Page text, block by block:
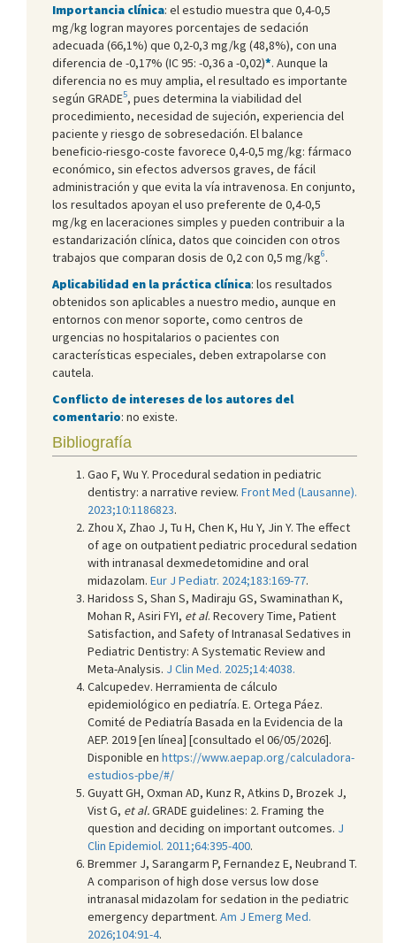
Importancia clínica: el estudio muestra que 0,4-0,5
mg/kg logran mayores porcentajes de sedación
adecuada (66,1%) que 0,2-0,3 mg/kg (48,8%), con una
diferencia de -0,17% (IC 95: -0,36 a -0,02)*. Aunque la
diferencia no es muy amplia, el resultado es importante
según GRADE5, pues determina la viabilidad del
procedimiento, necesidad de sujeción, experiencia del
paciente y riesgo de sobresedación. El balance
beneficio-riesgo-coste favorece 0,4-0,5 mg/kg: fármaco
económico, sin efectos adversos graves, de fácil
administración y que evita la vía intravenosa. En conjunto,
los resultados apoyan el uso preferente de 0,4-0,5
mg/kg en laceraciones simples y pueden contribuir a la
estandarización clínica, datos que coinciden con otros
trabajos que comparan dosis de 0,2 con 0,5 mg/kg6.
Aplicabilidad en la práctica clínica: los resultados
obtenidos son aplicables a nuestro medio, aunque en
entornos con menor soporte, como centros de
urgencias no hospitalarios o pacientes con
características especiales, deben extrapolarse con
cautela.
Conflicto de intereses de los autores del
comentario: no existe.
Bibliografía
Gao F, Wu Y. Procedural sedation in pediatric
dentistry: a narrative review. Front Med (Lausanne).
2023;10:1186823.
Zhou X, Zhao J, Tu H, Chen K, Hu Y, Jin Y. The effect
of age on outpatient pediatric procedural sedation
with intranasal dexmedetomidine and oral
midazolam. Eur J Pediatr. 2024;183:169-77.
Haridoss S, Shan S, Madiraju GS, Swaminathan K,
Mohan R, Asiri FYI, et al. Recovery Time, Patient
Satisfaction, and Safety of Intranasal Sedatives in
Pediatric Dentistry: A Systematic Review and
Meta-Analysis. J Clin Med. 2025;14:4038.
Calcupedev. Herramienta de cálculo
epidemiológico en pediatría. E. Ortega Páez.
Comité de Pediatría Basada en la Evidencia de la
AEP. 2019 [en línea] [consultado el 06/05/2026].
Disponible en https://www.aepap.org/calculadora-
estudios-pbe/#/
Guyatt GH, Oxman AD, Kunz R, Atkins D, Brozek J,
Vist G, et al.GRADE guidelines: 2. Framing the
question and deciding on important outcomes. J
Clin Epidemiol. 2011;64:395-400.
Bremmer J, Sarangarm P, Fernandez E, Neubrand T.
A comparison of high dose versus low dose
intranasal midazolam for sedation in the pediatric
emergency department. Am J Emerg Med.
2026;104:91-4.